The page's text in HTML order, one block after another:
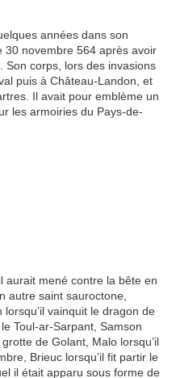
années dans son
30 novembre 564 après avoir
Son corps, lors des invasions
puis à Château-Landon, et
Il avait pour emblème un
les armoiries du Pays-de-
aurait mené contre la bête en
autre saint sauroctone,
vainquit le dragon de
Toul-ar-Sarpant, Samson
de Golant, Malo lorsqu’il
Brieuc lorsqu’il fit partir le
il était apparu sous forme de